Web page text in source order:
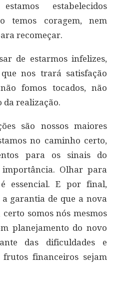
estabelecidos
temos coragem, nem
recomeçar.
de estarmos infelizes,
nos trará satisfação
fomos tocados, não
da realização.
são nossos maiores
no caminho certo,
para os sinais do
Olhar para
essencial. E por final,
garantia de que a nova
somos nós mesmos
planejamento do novo
das dificuldades e
financeiros sejam